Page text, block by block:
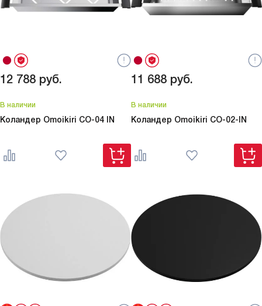
12 788 руб.
В наличии
Коландер Omoikiri CO-04 IN
11 688 руб.
В наличии
Коландер Omoikiri CO-02-IN